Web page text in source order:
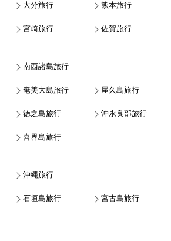
大分旅行
熊本旅行
宮崎旅行 佐賀旅行
南西諸島旅行
奄美大島旅行 屋久島旅行
徳之島旅行 沖永良部旅行
喜界島旅行
沖縄旅行
石垣島旅行 宮古島旅行